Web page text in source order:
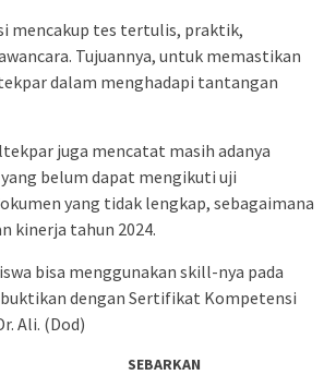
mencakup tes tertulis, praktik,
Tujuannya, untuk memastikan
dalam menghadapi tantangan
juga mencatat masih adanya
belum dapat mengikuti uji
yang tidak lengkap, sebagaimana
kinerja tahun 2024.
bisa menggunakan skill-nya pada
dengan Sertifikat Kompetensi
Ali. (Dod)
SEBARKAN